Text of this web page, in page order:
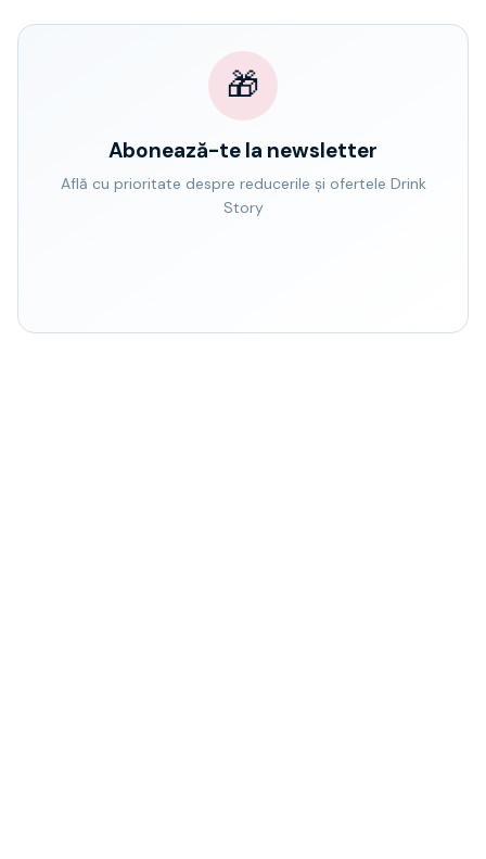
🎁
Abonează-te la newsletter
Află cu prioritate despre reducerile și ofertele Drink
Story